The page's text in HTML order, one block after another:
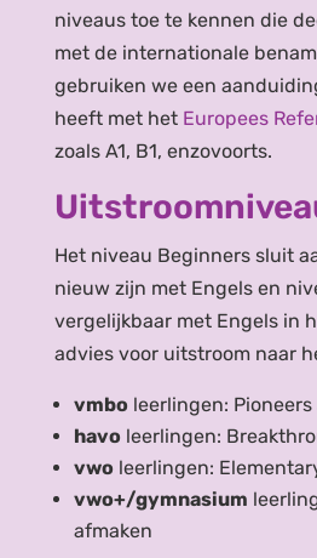
niveaus toe te kennen die
met de internationale
gebruiken we een
heeft met het Europees
zoals A1, B1, enzovoorts.
Het niveau Beginners sluit
nieuw zijn met Engels en
vergelijkbaar met Engels in
advies voor uitstroom naar
vmbo leerlingen:
havo leerlingen:
vwo leerlingen:
vwo+/gymnasium
afmaken